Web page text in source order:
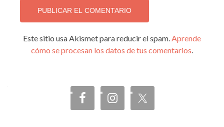
Este sitio usa Akismet para reducir el spam.Aprende
cómo se procesan los datos de tus comentarios.